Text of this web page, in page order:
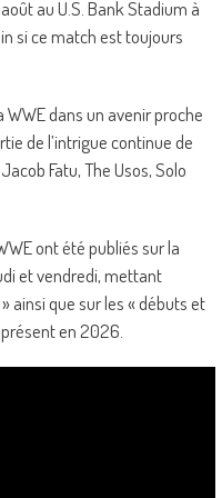
au U.S. Bank Stadium à
si ce match est toujours
dans un avenir proche
de l’intrigue continue de
Fatu, The Usos, Solo
ont été publiés sur la
et vendredi, mettant
ainsi que sur les « débuts et
en 2026.